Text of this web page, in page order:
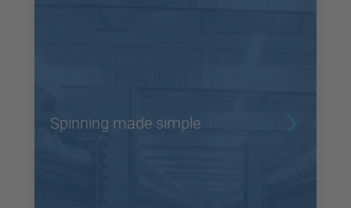
Spinning made simple